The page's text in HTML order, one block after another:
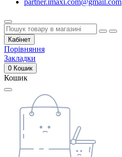
partner.imaxi.com@gmail.com
Кабінет
Порівняння
Закладки
0 Кошик
Кошик